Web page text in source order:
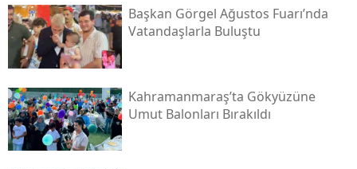
Başkan Görgel Ağustos Fuarı’nda
Vatandaşlarla Buluştu
Kahramanmaraş’ta Gökyüzüne
Umut Balonları Bırakıldı